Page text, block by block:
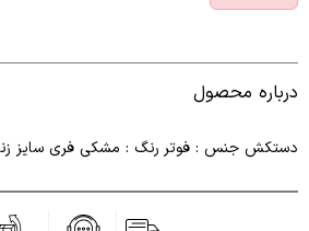
درباره محصول
دستکش جنس : فوتر رنگ : مشکی فری سایز